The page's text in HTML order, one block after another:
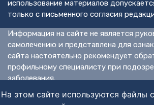
использование материалов
только с письменного согласия
Информация на сайте не является
самолечению и представлена для
сайта настоятельно рекомендует
профильному специалисту при
заболевания.
ИМЕЮТСЯ ПРОТИВОПОКАЗАНИЯ.
КОНСУЛЬТАЦИЯ СПЕЦИАЛИСТА.
На этом сайте используются файлы